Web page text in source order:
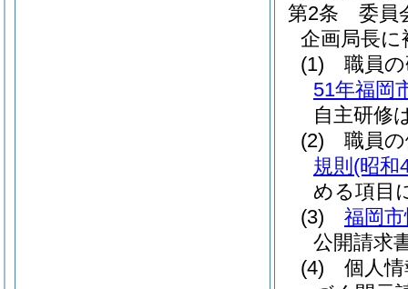
第2条
委員
企画局長
(1)
職員
51年福岡
自主研修
(2)
職員
規則 (昭和
める項目
(3)
福岡
公開請求
(4)
個人